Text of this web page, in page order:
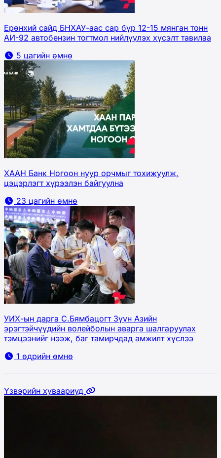
Ерөнхий сайд БНХАУ-аас сар бүр 12-15 мянган тонн
АИ-92 автобензин тогтмол нийлүүлэх хүсэлт тавилаа
5 цагийн өмнө
ХААН Банк Ногоон нуур орчмыг тохижуулж,
цэцэрлэгт хүрээлэн байгуулна
23 цагийн өмнө
УИХ-ын дарга С.Бямбацогт Зүүн Азийн
эрэгтэйчүүдийн волейболын аварга шалгаруулах
тэмцээнийг нээж, баг тамирчдад амжилт хүслээ
1 өдрийн өмнө
Үзвэрийн хуваариуд